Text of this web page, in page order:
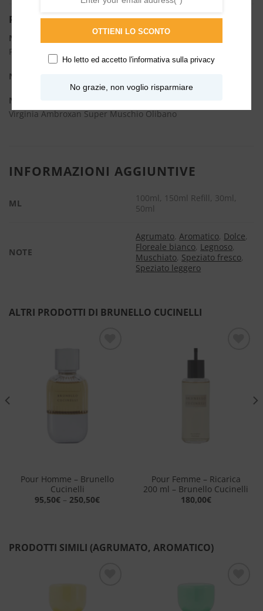
Piramide olfattiva
Note di testa:
Bergamotto di Calabria Mandarino di Sicilia
Pepe Rosa
Note di cuore:
Note di fondo:
Virginia Ambroxan Super Muschio Olibano
INFORMAZIONI AGGIUNTIVE
ML
100ml, 150ml Refill, 30ml,
50ml
NOTE
Agrumato, Aromatico, Dolce,
Floreale bianco, Legnoso,
Muschiato, Speziato fresco,
Speziato leggero
ALTRI PRODOTTI DI BRUNELLO CUCINELLI
Pour Homme – Brunello
Cucinelli
95,50€ – 250,50€
Pour Femme – Ricarica
200 ml – Brunello Cucinelli
180,00€
PRODOTTI SIMILI (AGRUMATO, AROMATICO)
OTTIENI LO SCONTO
Ho letto ed accetto l'informativa sulla privacy
No grazie, non voglio risparmiare